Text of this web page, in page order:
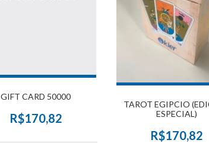
GIFT CARD 50000
R$170,82
TAROT EGIPCIO
ESPECIAL)
R$170,82